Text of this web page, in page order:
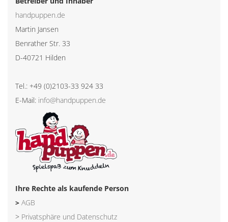
handpuppen.de
Martin Jansen
Benrather Str. 33
D-40721 Hilden
Tel.: +49 (0)2103-33 924 33
E-Mail: info@handpuppen.de
Ihre Rechte als kaufende Person
> AGB
> Privatsphäre und Datenschutz